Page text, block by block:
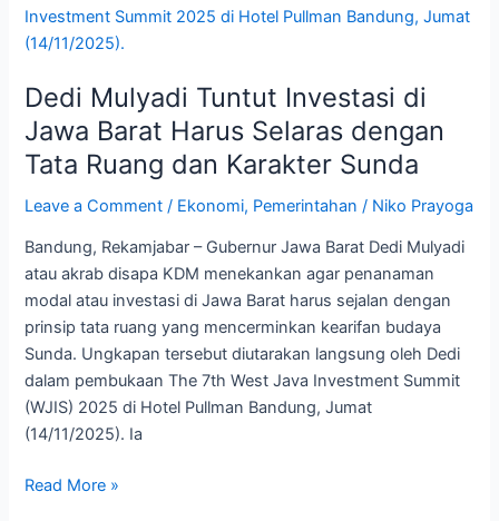
Dedi Mulyadi Tuntut Investasi di
Jawa Barat Harus Selaras dengan
Tata Ruang dan Karakter Sunda
Leave a Comment / Ekonomi, Pemerintahan / Niko Prayoga
Bandung, Rekamjabar – Gubernur Jawa Barat Dedi Mulyadi
atau akrab disapa KDM menekankan agar penanaman
modal atau investasi di Jawa Barat harus sejalan dengan
prinsip tata ruang yang mencerminkan kearifan budaya
Sunda. Ungkapan tersebut diutarakan langsung oleh Dedi
dalam pembukaan The 7th West Java Investment Summit
(WJIS) 2025 di Hotel Pullman Bandung, Jumat
(14/11/2025). Ia
Tuntut
Investasi
Jawa
Barat
Harus
Selaras
dengan
Ruang
dan
Karakter
Sunda
Read More »